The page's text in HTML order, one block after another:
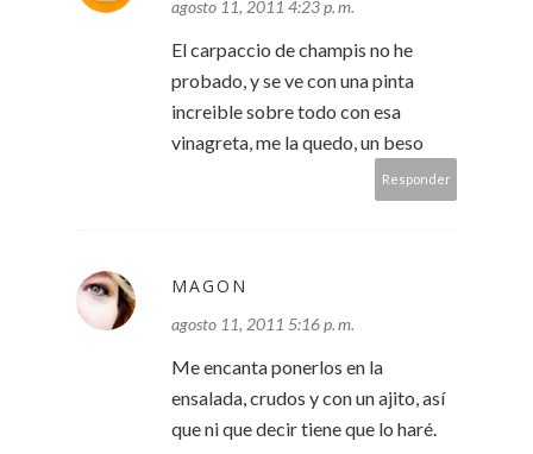
agosto 11, 2011 4:23 p. m.
El carpaccio de champis no he
probado, y se ve con una pinta
increible sobre todo con esa
vinagreta, me la quedo, un beso
Responder
MAGON
agosto 11, 2011 5:16 p. m.
Me encanta ponerlos en la
ensalada, crudos y con un ajito, así
que ni que decir tiene que lo haré.